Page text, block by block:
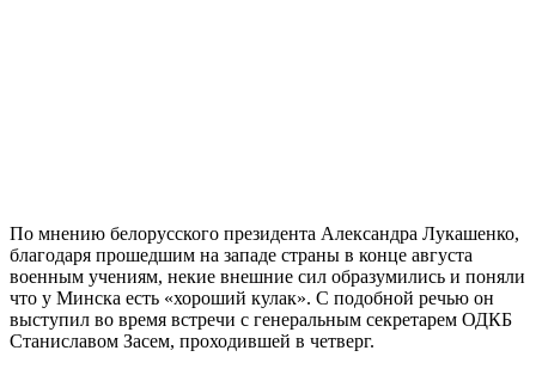
По мнению белорусского президента Александра Лукашенко,
благодаря прошедшим на западе страны в конце августа
военным учениям, некие внешние сил образумились и поняли
что у Минска есть «хороший кулак». С подобной речью он
выступил во время встречи с генеральным секретарем ОДКБ
Станиславом Засем, проходившей в четверг.